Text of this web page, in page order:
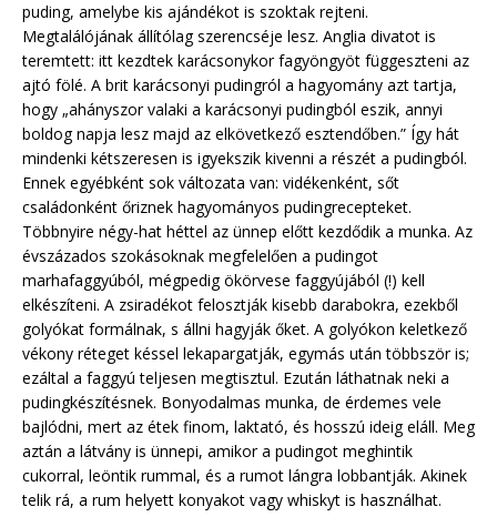
puding, amelybe kis ajándékot is szoktak rejteni.
Megtalálójának állítólag szerencséje lesz. Anglia divatot is
teremtett: itt kezdtek karácsonykor fagyöngyöt függeszteni az
ajtó fölé. A brit karácsonyi pudingról a hagyomány azt tartja,
hogy „ahányszor valaki a karácsonyi pudingból eszik, annyi
boldog napja lesz majd az elkövetkező esztendőben.” Így hát
mindenki kétszeresen is igyekszik kivenni a részét a pudingból.
Ennek egyébként sok változata van: vidékenként, sőt
családonként őriznek hagyományos pudingrecepteket.
Többnyire négy-hat héttel az ünnep előtt kezdődik a munka. Az
évszázados szokásoknak megfelelően a pudingot
marhafaggyúból, mégpedig ökörvese faggyújából (!) kell
elkészíteni. A zsiradékot felosztják kisebb darabokra, ezekből
golyókat formálnak, s állni hagyják őket. A golyókon keletkező
vékony réteget késsel lekapargatják, egymás után többször is;
ezáltal a faggyú teljesen megtisztul. Ezután láthatnak neki a
pudingkészítésnek. Bonyodalmas munka, de érdemes vele
bajlódni, mert az étek finom, laktató, és hosszú ideig eláll. Meg
aztán a látvány is ünnepi, amikor a pudingot meghintik
cukorral, leöntik rummal, és a rumot lángra lobbantják. Akinek
telik rá, a rum helyett konyakot vagy whiskyt is használhat.